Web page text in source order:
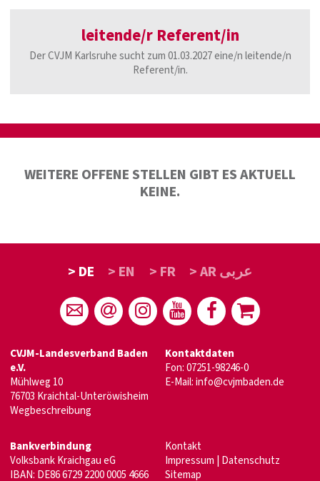
leitende/r Referent/in
Der CVJM Karlsruhe sucht zum 01.03.2027 eine/n leitende/n
Referent/in.
WEITERE OFFENE STELLEN GIBT ES AKTUELL
KEINE.
> DE > EN > FR > AR عربى
CVJM-Landesverband Baden
e.V.
Mühlweg 10
76703 Kraichtal-Unteröwisheim
Wegbeschreibung
Kontaktdaten
Fon: 07251-98246-0
E-Mail:info@cvjmbaden.de
Bankverbindung
Volksbank Kraichgau eG
IBAN: DE86 6729 2200 0005 4666
Kontakt
Impressum | Datenschutz
Sitemap